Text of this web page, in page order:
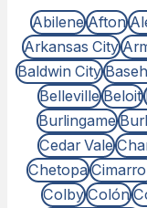
Abilene Afton
Arkansas City
Baldwin City
Belleville Beloit
Burlingame
Cedar Vale
Chetopa
Colby Colón